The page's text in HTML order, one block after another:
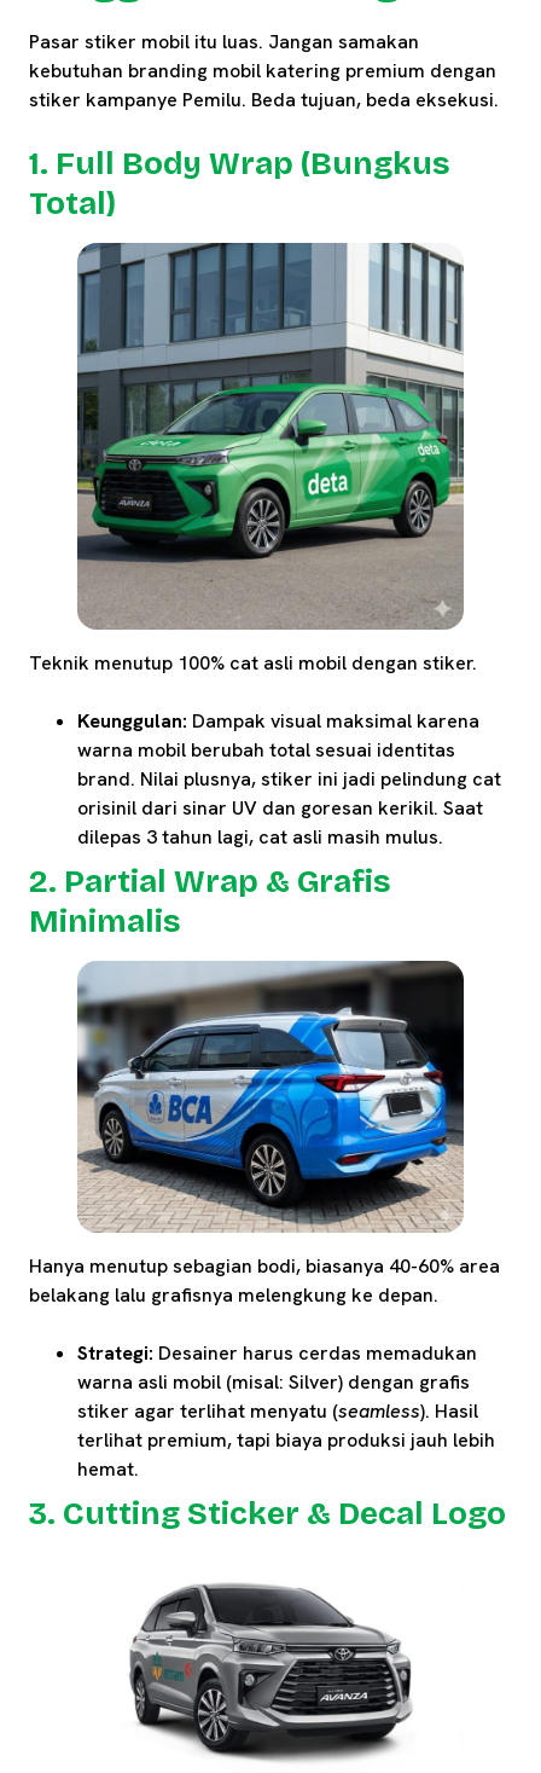
Pasar stiker mobil itu luas. Jangan samakan
kebutuhan branding mobil katering premium dengan
stiker kampanye Pemilu. Beda tujuan, beda eksekusi.
1. Full Body Wrap (Bungkus
Total)
Teknik menutup 100% cat asli mobil dengan stiker.
Keunggulan: Dampak visual maksimal karena
warna mobil berubah total sesuai identitas
brand. Nilai plusnya, stiker ini jadi pelindung cat
orisinil dari sinar UV dan goresan kerikil. Saat
dilepas 3 tahun lagi, cat asli masih mulus.
2. Partial Wrap & Grafis
Minimalis
Hanya menutup sebagian bodi, biasanya 40-60% area
belakang lalu grafisnya melengkung ke depan.
Strategi: Desainer harus cerdas memadukan
warna asli mobil (misal: Silver) dengan grafis
stiker agar terlihat menyatu (seamless). Hasil
terlihat premium, tapi biaya produksi jauh lebih
hemat.
3. Cutting Sticker & Decal Logo